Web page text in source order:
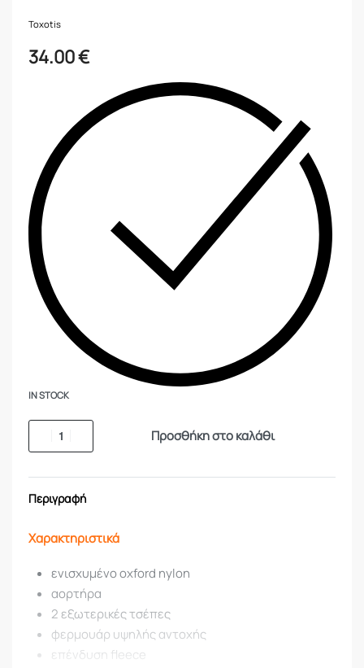
Toxotis
34.00€
IN STOCK
Προσθήκη στο καλάθι
Περιγραφή
Χαρακτηριστικά
ενισχυμένο oxford nylon
αορτήρα
2 εξωτερικές τσέπες
φερμουάρ υψηλής αντοχής
επένδυση fleece